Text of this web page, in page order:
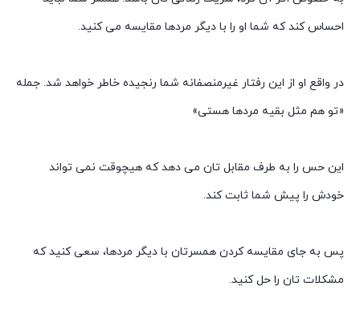
احساس کند که شما او را با دیگر مردها مقایسه می کنید.
در واقع او از این رفتار غیرمنصفانه شما رنجیده خاطر خواهد شد. جمله
«تو هم مثل بقیه مردها هستی»
این حس را به طرف مقابل تان می دهد که هیچوقت نمی تواند
خودش را پیش شما ثابت کند.
پس به جای مقایسه کردن همسرتان با دیگر مردها، سعی کنید که
مشکلات تان را حل کنید.